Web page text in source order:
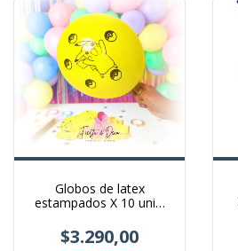
Globos de latex
estampados X 10 unid.
$3.290,00